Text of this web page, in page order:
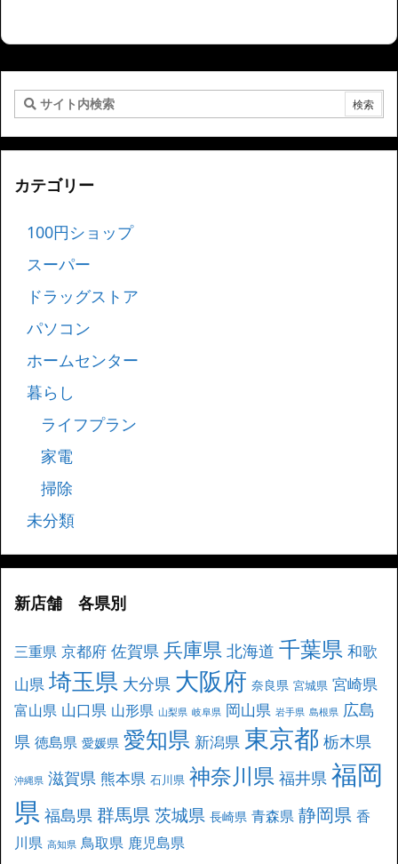
カテゴリー
100円ショップ
スーパー
ドラッグストア
パソコン
ホームセンター
暮らし
ライフプラン
家電
掃除
未分類
新店舗 各県別
三重県 京都府 佐賀県 兵庫県 北海道 千葉県 和歌
山県 埼玉県 大分県 大阪府 奈良県 宮城県 宮崎県
富山県 山口県 山形県 山梨県 岐阜県 岡山県 岩手県 島根県 広島
県 徳島県 愛媛県 愛知県 新潟県 東京都 栃木県
沖縄県 滋賀県 熊本県 石川県 神奈川県 福井県 福岡
県 福島県 群馬県茨城県 長崎県 青森県 静岡県 香
川県 高知県 鳥取県 鹿児島県